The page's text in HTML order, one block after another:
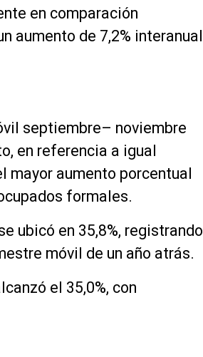
en comparación
aumento de 7,2% interanual
septiembre– noviembre
en referencia a igual
mayor aumento porcentual
formales.
ubicó en 35,8%, registrando
móvil de un año atrás.
el 35,0%, con